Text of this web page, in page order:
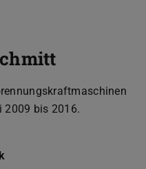
2009 bis 2016.